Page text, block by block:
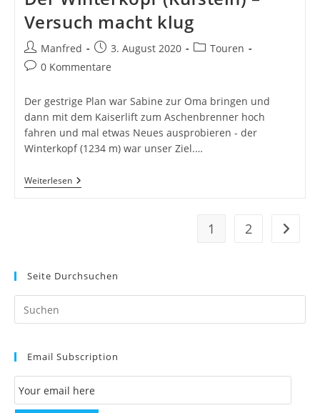
Versuch macht klug
Beitrags-
Autor:
Manfred
Beitrag
veröffentlicht:
3. August 2020
Beitrags-
Touren
Beitrags-
0 Kommentare
Der gestrige Plan war Sabine zur Oma bringen und
dann mit dem Kaiserlift zum Aschenbrenner hoch
fahren und mal etwas Neues ausprobieren - der
Winterkopf (1234 m) war unser Ziel.…
WeiterlesenDer
Winterkopf
1 2 Zur
Seite Durchsuchen
Email Subscription
Email Subscription